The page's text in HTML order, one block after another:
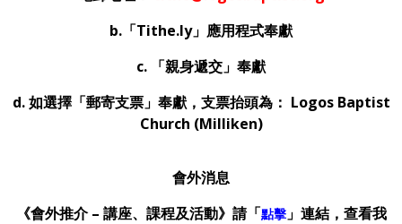
b. 「Tithe.ly」應用程式奉獻
c. 「親身遞交」奉獻
d. 如選擇「郵寄支票」奉獻，支票抬頭為： Logos Baptist
Church (Milliken)
會外消息
《會外推介 – 講座、課程及活動》請「點擊」連結，查看我